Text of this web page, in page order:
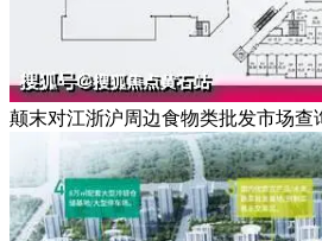
颠末对江浙沪周边食物类批发市场查